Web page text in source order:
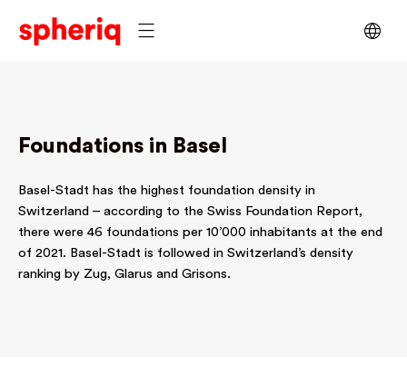
Foundations in Basel
Basel-Stadt has the highest foundation density in
Switzerland – according to the Swiss Foundation Report,
there were 46 foundations per 10’000 inhabitants at the end
of 2021. Basel-Stadt is followed in Switzerland’s density
ranking by Zug, Glarus and Grisons.